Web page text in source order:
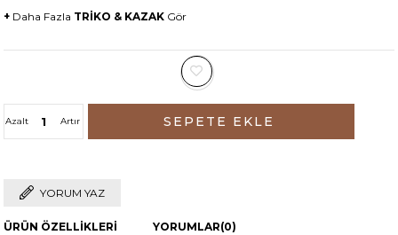
+ Daha Fazla TRİKO & KAZAK Gör
Artır
Azalt
YORUM YAZ
ÜRÜN ÖZELLIKLERI YORUMLAR(0)